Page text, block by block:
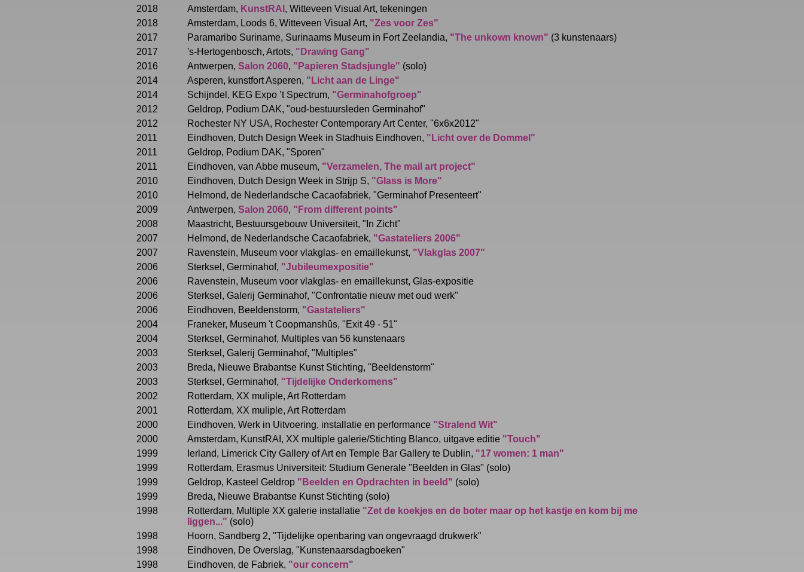
2018
Amsterdam, KunstRAI , Witteveen Visual Art, tekeningen
2018
Amsterdam, Loods 6, Witteveen Visual Art, "Zes voor Zes"
2017
Paramaribo Suriname, Surinaams Museum in Fort Zeelandia, "The unkown known" (3 kunstenaars)
2017
's-Hertogenbosch, Artots, "Drawing Gang"
2016
Antwerpen, Salon 2060, "Papieren Stadsjungle" (solo)
2014
Asperen, kunstfort Asperen, "Licht aan de Linge"
2014
Schijndel, KEG Expo ’t Spectrum, "Germinahofgroep"
2012
Geldrop, Podium DAK, "oud-bestuursleden Germinahof"
2012
Rochester NY USA, Rochester Contemporary Art Center, "6x6x2012"
2011
Eindhoven, Dutch Design Week in Stadhuis Eindhoven, "Licht over de Dommel"
2011
Geldrop, Podium DAK, "Sporen"
2011
Eindhoven, van Abbe museum, "Verzamelen, The mail art project"
2010
Eindhoven, Dutch Design Week in Strijp S, "Glass is More"
2010
Helmond, de Nederlandsche Cacaofabriek, "Germinahof Presenteert"
2009
Antwerpen, Salon 2060, "From different points"
2008
Maastricht, Bestuursgebouw Universiteit, "In Zicht"
2007
Helmond, de Nederlandsche Cacaofabriek, "Gastateliers 2006"
2007
Ravenstein, Museum voor vlakglas- en emaillekunst, "Vlakglas 2007"
2006
Sterksel, Germinahof, "Jubileumexpositie"
2006
Ravenstein, Museum voor vlakglas- en emaillekunst, Glas-expositie
2006
Sterksel, Galerij Germinahof, "Confrontatie nieuw met oud werk"
2006
Eindhoven, Beeldenstorm, "Gastateliers"
2004
Franeker, Museum 't Coopmanshûs, "Exit 49 - 51"
2004
Sterksel, Germinahof, Multiples van 56 kunstenaars
2003
Sterksel, Galerij Germinahof, "Multiples"
2003
Breda, Nieuwe Brabantse Kunst Stichting, "Beeldenstorm"
2003
Sterksel, Germinahof, "Tijdelijke Onderkomens"
2002
Rotterdam, XX muliple, Art Rotterdam
2001
Rotterdam, XX muliple, Art Rotterdam
2000
Eindhoven, Werk in Uitvoering, installatie en performance "Stralend Wit"
2000
Amsterdam, KunstRAI, XX multiple galerie/Stichting Blanco, uitgave editie "Touch"
1999
Ierland, Limerick City Gallery of Art en Temple Bar Gallery te Dublin, "17 women: 1 man"
1999
Rotterdam, Erasmus Universiteit: Studium Generale "Beelden in Glas" (solo)
1999
Geldrop, Kasteel Geldrop "Beelden en Opdrachten in beeld" (solo)
1999
Breda, Nieuwe Brabantse Kunst Stichting (solo)
1998
Rotterdam, Multiple XX galerie installatie "Zet de koekjes en de boter maar op het kastje en kom bij me
liggen..." (solo)
1998
Hoorn, Sandberg 2, "Tijdelijke openbaring van ongevraagd drukwerk"
1998
Eindhoven, De Overslag, "Kunstenaarsdagboeken"
1998
Eindhoven, de Fabriek, "our concern"